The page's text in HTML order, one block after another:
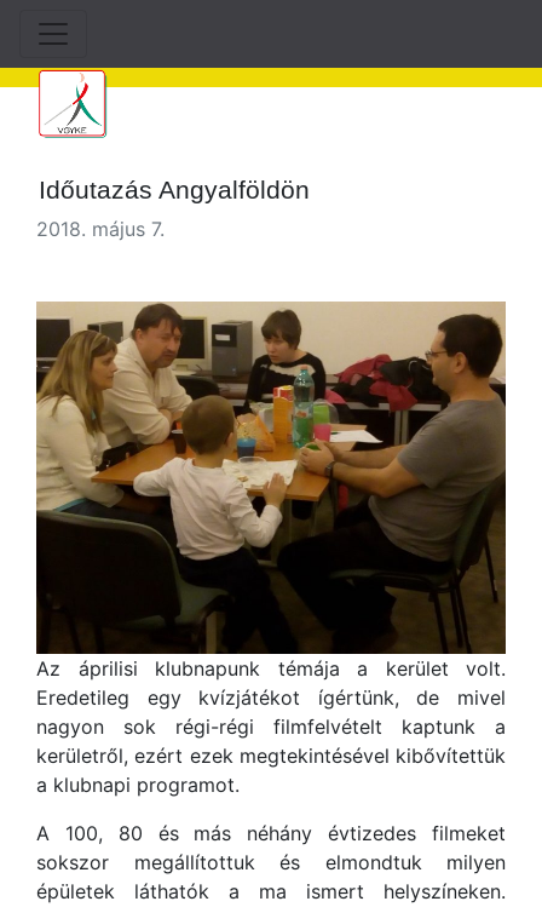
Időutazás Angyalföldön
2018. május 7.
Az áprilisi klubnapunk témája a kerület volt.
Eredetileg egy kvízjátékot ígértünk, de mivel
nagyon sok régi-régi filmfelvételt kaptunk a
kerületről, ezért ezek megtekintésével kibővítettük
a klubnapi programot.
A 100, 80 és más néhány évtizedes filmeket
sokszor megállítottuk és elmondtuk milyen
épületek láthatók a ma ismert helyszíneken.